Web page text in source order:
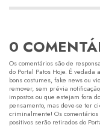
0
Os comentários são de
do Portal Patos Hoje. É
bons costumes, fake news ou
remover, sem prévia
impostos ou que estejam fora
pensamento, mas deve-se ter
criminalmente! Os
positivos serão retirados do